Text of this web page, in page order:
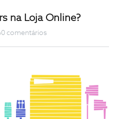
na Loja Online?
comentários